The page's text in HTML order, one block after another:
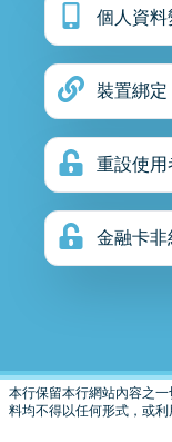
個人資料
裝置綁定
重設使用
金融卡非
本行保留本行網站內容之
料均不得以任何形式，或利